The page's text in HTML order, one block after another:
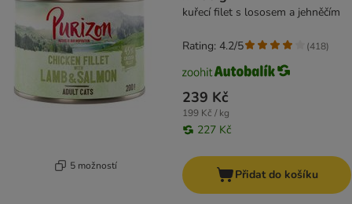
5 možností
kuřecí filet s lososem a jehněčím
239 Kč
199 Kč / kg
227 Kč
Rating: 4.2/5 (418)
Přidat do košíku